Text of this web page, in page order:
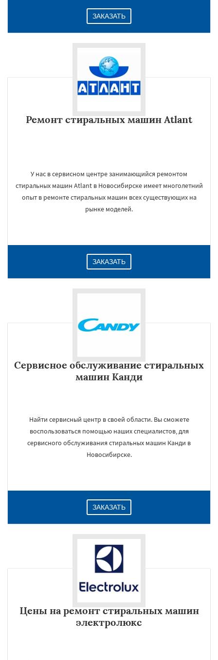
ЗАКАЗАТЬ
Ремонт стиральных машин Atlant
У нас в сервисном центре занимающийся ремонтом
стиральных машин Atlant в Новосибирске имеет многолетний
опыт в ремонте стиральных машин всех существующих на
рынке моделей.
ЗАКАЗАТЬ
Сервисное обслуживание стиральных
машин Канди
Найти сервисный центр в своей области. Вы сможете
воспользоваться помощью наших специалистов, для
сервисного обслуживания стиральных машин Канди в
Новосибирске.
ЗАКАЗАТЬ
Цены на ремонт стиральных машин
электролюкс